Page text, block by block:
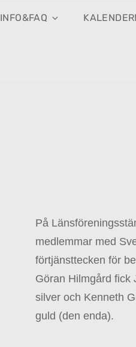
INFO&FAQ
På
medlemmar med
förtjänsttecken för
Göran Hilmgård fick
silver och Kenneth
guld (den enda).